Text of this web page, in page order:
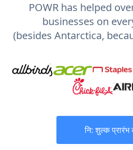
POWR has helped
businesses on
(besides Antarctica,
नि: शुल्क प्रारंभ